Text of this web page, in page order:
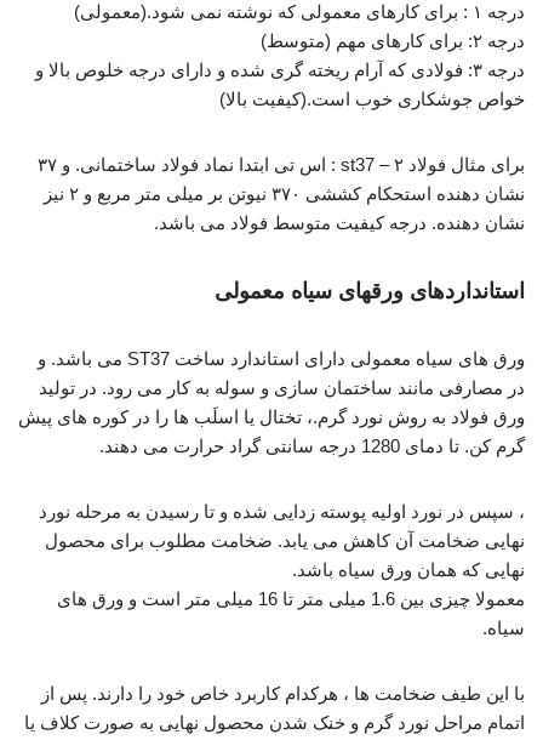
درجه ۱ : برای کارهای معمولی که نوشته نمی شود.(معمولی)
درجه ۲: برای کارهای مهم (متوسط)
درجه ۳: فولادی که آرام ریخته گری شده و دارای درجه خلوص بالا و
خواص جوشکاری خوب است.(کیفیت بالا)
برای مثال فولاد st37 – ۲ : اس تی ابتدا نماد فولاد ساختمانی. و ۳۷
نشان دهنده استحکام کششی ۳۷۰ نیوتن بر میلی متر مربع و ۲ نیز
نشان دهنده. درجه کیفیت متوسط فولاد می باشد.
استانداردهای ورقهای سیاه معمولی
ورق های سیاه معمولی دارای استاندارد ساخت ST37 می باشد. و
در مصارفی مانند ساختمان سازی و سوله به کار می رود. در تولید
ورق فولاد به روش نورد گرم.، تختال یا اسلَب ها را در کوره های پیش
گرم کن. تا دمای 1280 درجه سانتی گراد حرارت می دهند.
، سپس در نورد اولیه پوسته زدایی شده و تا رسیدن به مرحله نورد
نهایی ضخامت آن کاهش می یابد. ضخامت مطلوب برای محصول
نهایی که همان ورق سیاه باشد.
معمولا چیزی بین 1.6 میلی متر تا 16 میلی متر است و ورق های
سیاه.
با این طیف ضخامت ها ، هرکدام کاربرد خاص خود را دارند. پس از
اتمام مراحل نورد گرم و خنک شدن محصول نهایی به صورت کلاف یا